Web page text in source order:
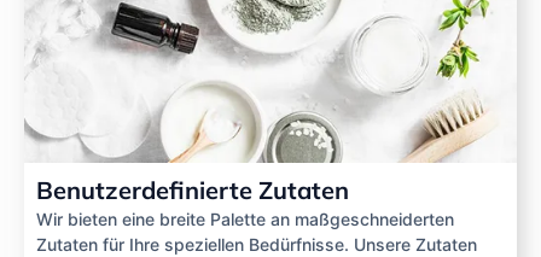
Benutzerdefinierte Zutaten
Wir bieten eine breite Palette an maßgeschneiderten
Zutaten für Ihre speziellen Bedürfnisse. Unsere Zutaten